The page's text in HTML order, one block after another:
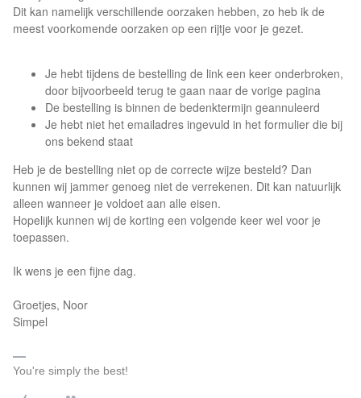
Dit kan namelijk verschillende oorzaken hebben, zo heb ik de
meest voorkomende oorzaken op een rijtje voor je gezet.
Je hebt tijdens de bestelling de link een keer onderbroken,
door bijvoorbeeld terug te gaan naar de vorige pagina
De bestelling is binnen de bedenktermijn geannuleerd
Je hebt niet het emailadres ingevuld in het formulier die bij
ons bekend staat
Heb je de bestelling niet op de correcte wijze besteld? Dan
kunnen wij jammer genoeg niet de verrekenen. Dit kan natuurlijk
alleen wanneer je voldoet aan alle eisen.
Hopelijk kunnen wij de korting een volgende keer wel voor je
toepassen.
Ik wens je een fijne dag.
Groetjes, Noor
Simpel
You're simply the best!